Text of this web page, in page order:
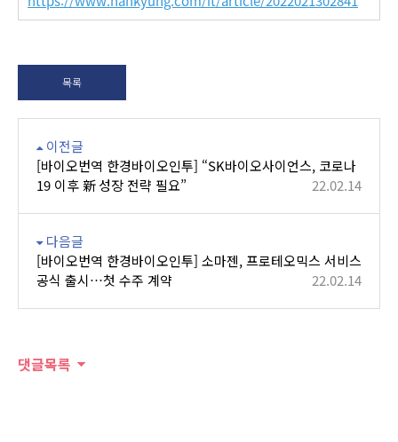
목록
이전글
[바이오번역 한경바이오인투] “SK바이오사이언스, 코로나
19 이후 新 성장 전략 필요”
22.02.14
다음글
[바이오번역 한경바이오인투] 소마젠, 프로테오믹스 서비스
공식 출시…첫 수주 계약
22.02.14
댓글목록